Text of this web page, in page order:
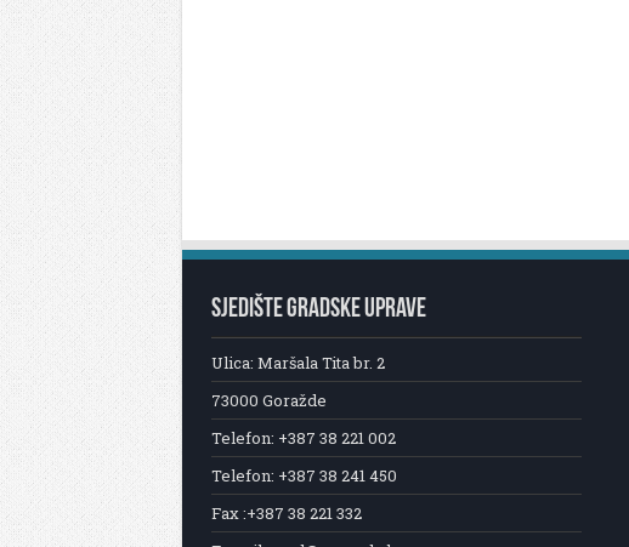
SJEDIŠTE GRADSKE UPRAVE
Ulica: Maršala Tita br. 2
73000 Goražde
Telefon: +387 38 221 002
Telefon: +387 38 241 450
Fax :+387 38 221 332